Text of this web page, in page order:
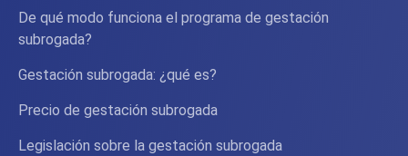
De qué modo funciona el programa de gestación
subrogada?
Gestación subrogada: ¿qué es?
Precio de gestación subrogada
Legislación sobre la gestación subrogada